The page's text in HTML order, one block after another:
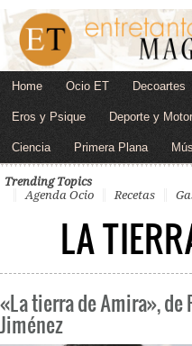
Home Ocio ET Decoartes
Eros y Psique Deporte y Motor
Ciencia Primera Plana
Trending Topics
Agenda Ocio
Recetas
LA
«La tierra de Amira», de
Jiménez